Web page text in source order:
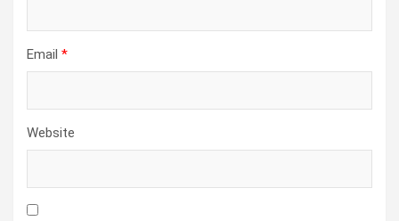
Email *
Website